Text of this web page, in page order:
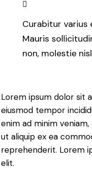
Curabitur varius
Mauris
non, molestie
Lorem ipsum dolor sit
eiusmod tempor
enim ad minim
ut aliquip ex ea
reprehenderit. Lorem
elit.